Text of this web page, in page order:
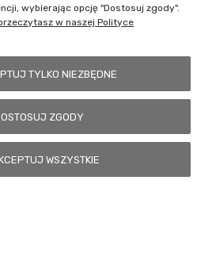
WERSJĘ STRONY
wybierając opcję "Dostosuj zgody".
w naszej Polityce
TYLKO NIEZBĘDNE
ZGODY
WSZYSTKIE